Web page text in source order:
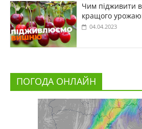
Чим підживити
кращого
04.04.2023
ПОГОДА ОНЛАЙН